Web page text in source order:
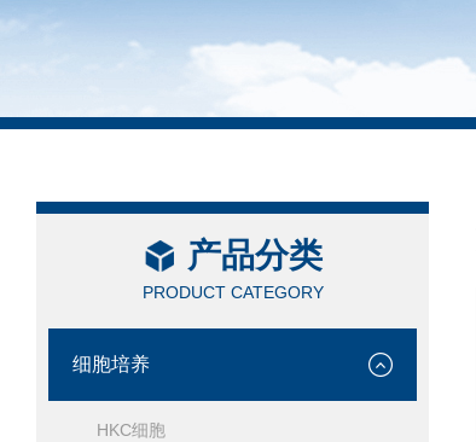
产品分类
PRODUCT CATEGORY
细胞培养
HKC细胞